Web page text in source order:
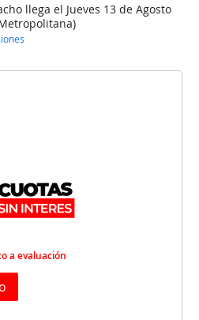
llega el Jueves 13 de Agosto
a evaluación